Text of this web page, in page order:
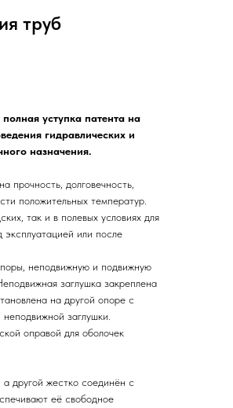
труб
уступка патента на
гидравлических и
назначения.
прочность, долговечность,
положительных температур.
так и в полевых условиях для
эксплуатацией или после
неподвижную и подвижную
заглушка закреплена
на другой опоре с
заглушки.
оправой для оболочек
другой жестко соединён с
её свободное